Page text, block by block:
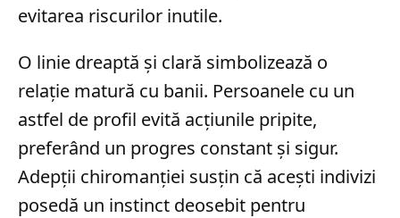
evitarea riscurilor inutile.
O linie dreaptă și clară simbolizează o
relație matură cu banii. Persoanele cu un
astfel de profil evită acțiunile pripite,
preferând un progres constant și sigur.
Adepții chiromanției susțin că acești indivizi
posedă un instinct deosebit pentru